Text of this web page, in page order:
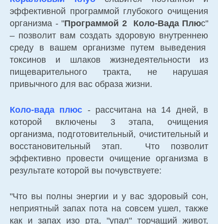
эффективной программой глубокого очищения
организма - "Программой 2 Коло-Вада Плюс"
– позволит вам создать здоровую внутреннею
среду в вашем организме путем выведения
токсинов и шлаков жизнедеятельности из
пищеварительного тракта, не нарушая
привычного для вас образа жизни.
Коло-вада плюс - рассчитана на 14 дней, в
которой включены 3 этапа, очищения
организма, подготовительный, очистительный и
восстановительный этап. Что позволит
эффективно провести очищение организма в
результате которой вы почувствуете:
"Что вы полны энергии и у вас здоровый сон,
неприятный запах пота на совсем ушел, также
как и запах изо рта, "упал" торчащий живот,